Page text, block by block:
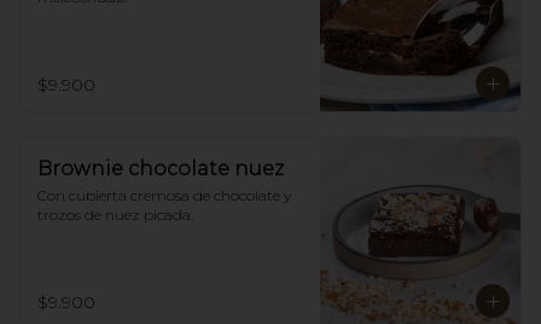
$9.900
Brownie chocolate nuez
Con cubierta cremosa de chocolate y
trozos de nuez picada.
$9.900